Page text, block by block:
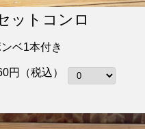
ットコンロ
ベ1本付き
円（税込）